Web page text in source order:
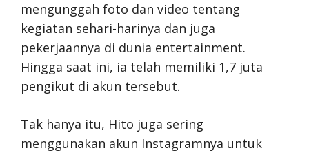
mengunggah foto dan video tentang
kegiatan sehari-harinya dan juga
pekerjaannya di dunia entertainment.
Hingga saat ini, ia telah memiliki 1,7 juta
pengikut di akun tersebut.
Tak hanya itu, Hito juga sering
menggunakan akun Instagramnya untuk